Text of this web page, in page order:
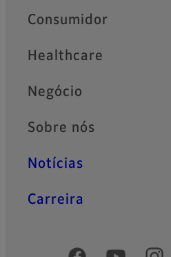
Quick Links
Consumidor
Healthcare
Negócio
Sobre nós
Notícias
Carreira